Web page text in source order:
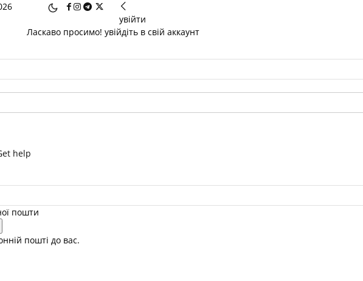
увійти
Ласкаво просимо! увійдіть в свій аккаунт
help
пошти
пошті до вас.